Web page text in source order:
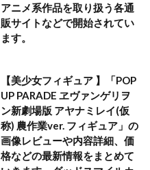
アニメ系作品を取り扱う各通
販サイトなどで開始されてい
ます。
【美少女フィギュア 】「POP
UP PARADE ヱヴァンゲリヲ
ン新劇場版 アヤナミレイ(仮
称) 農作業ver. フィギュア」の
画像レビューや内容詳細、価
格などの最新情報をまとめて